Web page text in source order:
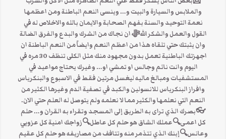
والملابس والسيارة والبيت و… وينسى النعم الباطنة ومن اعظمها
نعمة التوحيد والسنة بفهم الصحابة والايمان بالله والاخلاص له في
القول والعمل والشكر اللهﷻ ان نجاك من الشرك والبدع والفرق الضالة
وان يثبتك حتي تلقاه هذا من اعظم النعم وايضاً من النعم الباطنة ان
اجهزتك الباطنية تعمل بدون مجهود منك مثل الكلى تنظف 30 مره في
اليوم وانت نائم وجالس او تمشي او… وغيرك يحتاج مواعيد في
المستشفيات ومبالغ ماليه ليغسل مرتين فقط في الاسبوع والبنكرياس
وافراز البنكرياس للانسولين والكبد في تصفية الدم وغيرها الكثير من
النعم التي نعلمها والكثير مما لا نعلمه ولم يتوصل له العلم حتي الان.
👓بصرك الذي تراى به الطريق إلى المسجد وتقراء به القران و… حلم
كل اعمى🔍عملك الشاق هو حلم كل عاطل🔍زواجك امنية كل عزوبي
وعانس🔍إبنك الذي تتذمر منه وتتافف من مصاريفه هو حلم كل عقيم